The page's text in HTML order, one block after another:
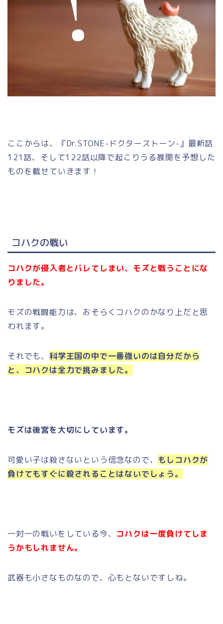
ここからは、『Dr.STONE-ドクターストーン-』最新話
121話、そして122話以降で起こりうる展開を予想した
ものを載せていきます！
コハクの戦い
コハクが侵入者とバレてしまい、モズと戦うことにな
りました。
モズの戦闘能力は、おそらくコハクのかなり上だと思
われます。
それでも、 科学王国の中で一番強いのは自分だから
と、コハクは全力で挑みました。
モズは後宮を大切にしています。
可愛い子は殺さないという信念なので、 もしコハクが
負けてもすぐに殺されることはないでしょう。
一対一の戦いをしている今、 コハクは一度負けてしま
うかもしれません。
武器も小さなものなので、心もとないですしね。